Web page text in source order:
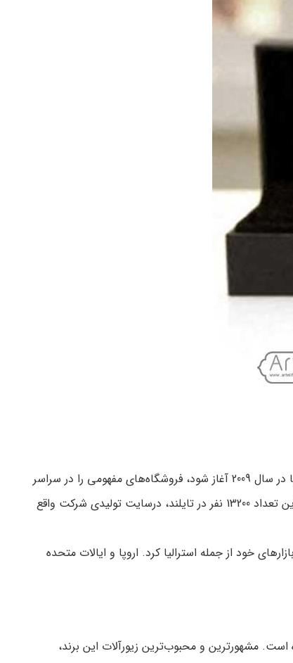
فروش برند پاندورا در اروپا آغاز شد و اولین بار در سال 2003 وارد آمریکای شمالی شد. این شرکت قبل از اینکه مدل امتیاز دهی آن در استرالیا در سال 2009 آغاز شود، فروشگاه‌های مفهومی را در سراسر
جهان افتتاح کرد. محصولات پاندورا در بیش از 100 کشور در شش قاره فروخته می‌شوند. این شرکت بیش از 26000 نفر را استخدام کرده که از این تعداد 13200 نفر در تایلند، درسایت تولیدی شرکت واقع
بازارهای خود از جمله استرالیا کرد. اروپا و ایالات متحده
است. مشهورترین و محبوب‌ترین زیورآلات این برند،